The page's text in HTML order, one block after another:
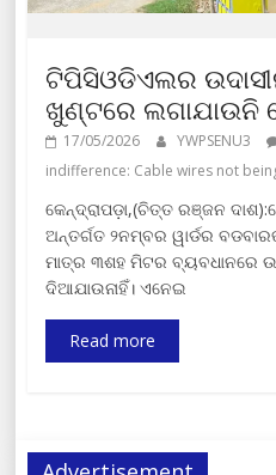
ଟିପିସିଓଡିଏଲର
ଖୁଣ୍ଟରେ ଲଗାଯାଉନି
17/05/2026 YWPSENU3
indifference: Cable wires not
କେନ୍ଦ୍ରାପଡ଼ା,(ଚିତ୍ତ ରଞ୍ଜନ
ଅନ୍ତର୍ଗତ ୨ନମ୍ବର ୱାର୍ଡର
ମାତ୍ର ୩ଶହ ମିଟର ବ୍ୟବଧାନରେ
ଦିଆଯାଉନାହିଁ। ଏନେଇ
Read more